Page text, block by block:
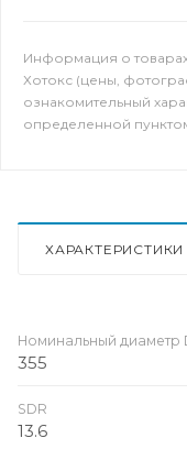
Информация о
Хотокс (цены,
ознакомительный
определенной
ХАРАКТЕРИСТИКИ
Номинальный диаметр
355
SDR
13.6